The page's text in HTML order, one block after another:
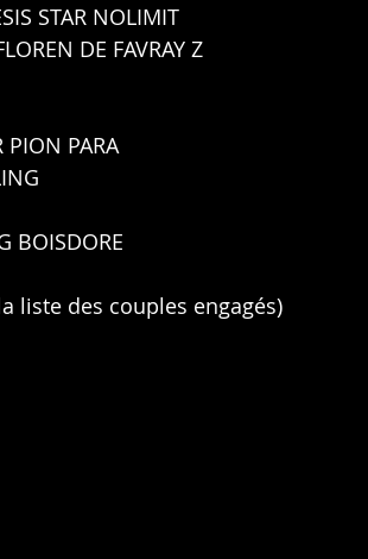
STAR NOLIMIT
DE FAVRAY Z
PION PARA
BOISDORE
liste des couples engagés)